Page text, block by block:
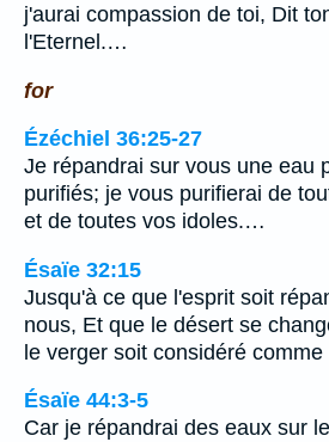
j'aurai compassion de toi, Dit
l'Eternel.…
for
Ézéchiel 36:25-27
Je répandrai sur vous une eau
purifiés; je vous purifierai de
et de toutes vos idoles.…
Ésaïe 32:15
Jusqu'à ce que l'esprit soit
nous, Et que le désert se
le verger soit considéré comme
Ésaïe 44:3-5
Car je répandrai des eaux sur